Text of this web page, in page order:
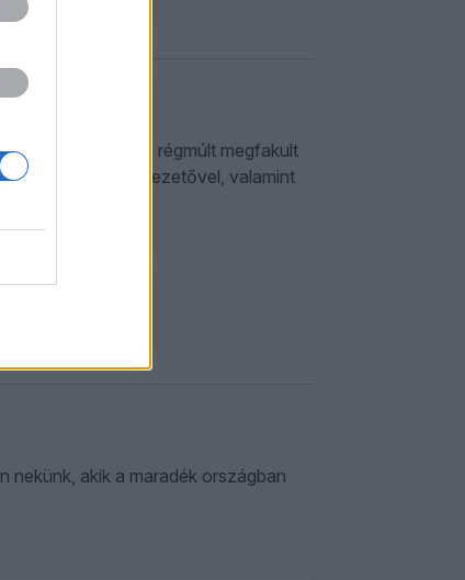
vérző seb, vagy a régmúlt megfakult
Orsolya műsorvezetővel, valamint
nekünk, akik a maradék országban